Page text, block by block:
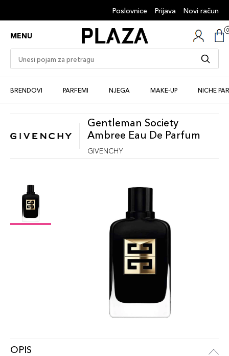
Poslovnice Prijava Novi račun
MENU
BRENDOVI PARFEMI NJEGA MAKE-UP NICHE
Gentleman Society
Ambree Eau De Parfum
GIVENCHY
OPIS